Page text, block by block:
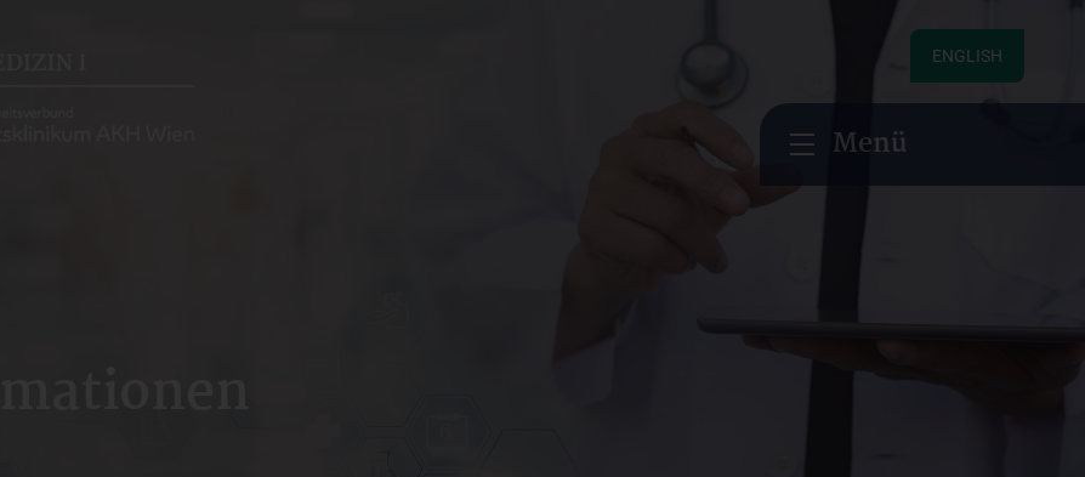
ENGLISH
Menü